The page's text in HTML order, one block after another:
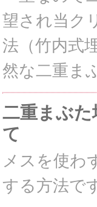
望され当ク
法（竹内式
然な二重ま
二重まぶた
て
メスを使わ
する方法で